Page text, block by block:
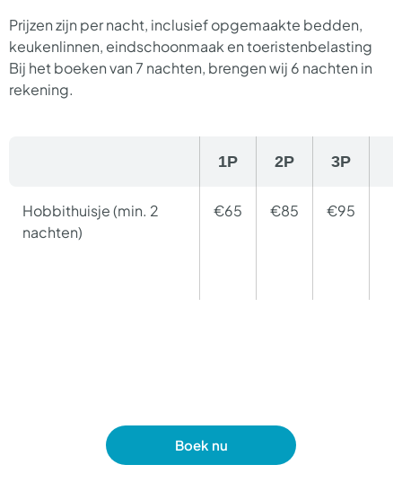
Prijzen zijn per nacht, inclusief opgemaakte bedden,
keukenlinnen, eindschoonmaak en toeristenbelasting
Bij het boeken van 7 nachten, brengen wij 6 nachten in
rekening.
1P 2P 3P
Hobbithuisje (min. 2
nachten)
€65 €85 €95
Boek nu